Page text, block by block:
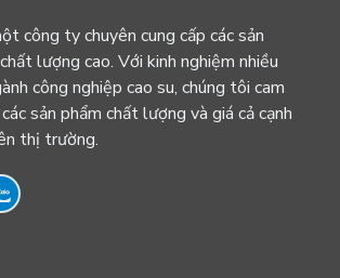
công ty chuyên cung cấp các sản
lượng cao. Với kinh nghiệm nhiều
công nghiệp cao su, chúng tôi cam
sản phẩm chất lượng và giá cả cạnh
thị trường.